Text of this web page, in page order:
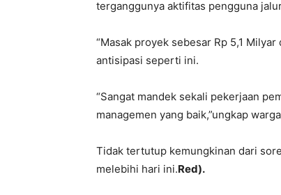
terganggunya aktifitas pengguna
“Masak proyek sebesar Rp 5,1
antisipasi seperti ini.
“Sangat mandek sekali pekerjaan
managemen yang baik,”ungkap
Tidak tertutup kemungkinan dari
melebihi hari ini.Red).